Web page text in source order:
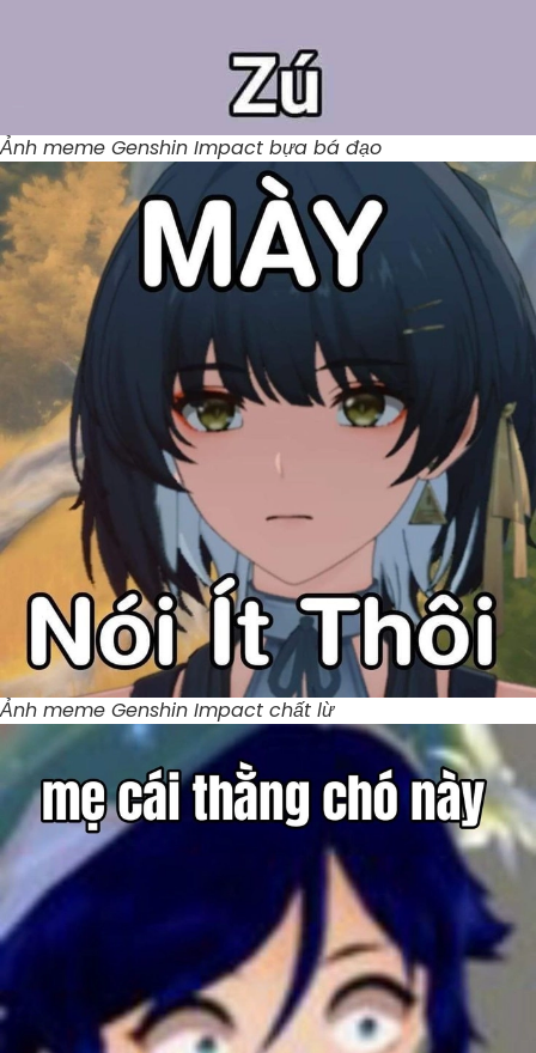
Ảnh meme Genshin Impact bựa bá đạo
Ảnh meme Genshin Impact chất lừ